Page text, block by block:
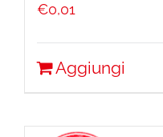
€0,01
Aggiungi